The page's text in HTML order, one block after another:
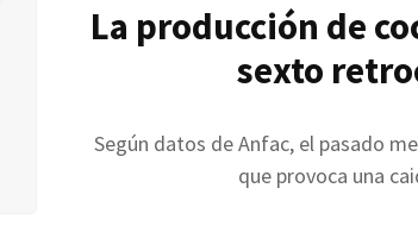
La producción de
sexto
Según datos de Anfac, el pasado
que provoca una